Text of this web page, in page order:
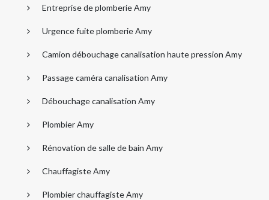
Entreprise de plomberie Amy
Urgence fuite plomberie Amy
Camion débouchage canalisation haute pression Amy
Passage caméra canalisation Amy
Débouchage canalisation Amy
Plombier Amy
Rénovation de salle de bain Amy
Chauffagiste Amy
Plombier chauffagiste Amy